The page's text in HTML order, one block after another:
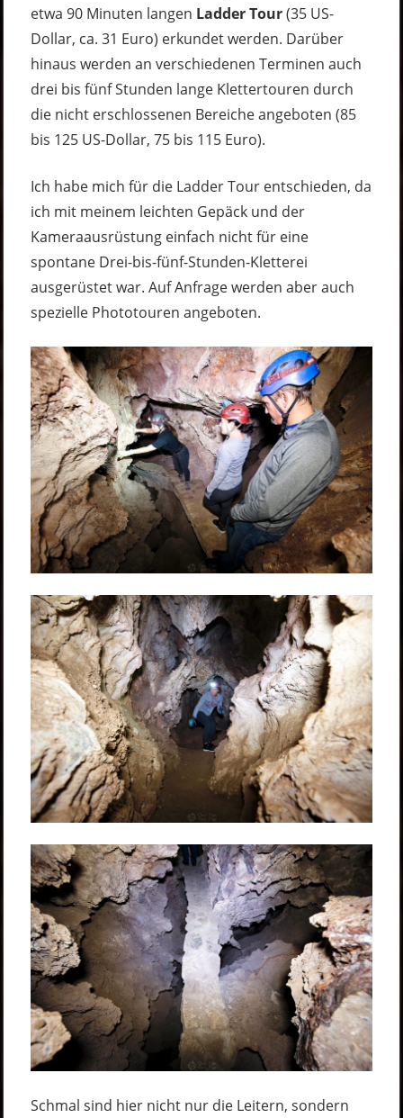
etwa 90 Minuten langen Ladder Tour(35 US-
Dollar, ca. 31 Euro) erkundet werden. Darüber
hinaus werden an verschiedenen Terminen auch
drei bis fünf Stunden lange Klettertouren durch
die nicht erschlossenen Bereiche angeboten (85
bis 125 US-Dollar, 75 bis 115 Euro).
Ich habe mich für die Ladder Tour entschieden, da
ich mit meinem leichten Gepäck und der
Kameraausrüstung einfach nicht für eine
spontane Drei-bis-fünf-Stunden-Kletterei
ausgerüstet war. Auf Anfrage werden aber auch
spezielle Phototouren angeboten.
Schmal sind hier nicht nur die Leitern, sondern